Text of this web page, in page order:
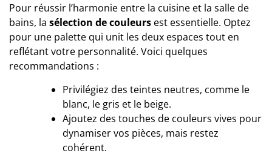
Pour réussir l’harmonie entre la cuisine et la salle de
bains, la sélection de couleurs est essentielle. Optez
pour une palette qui unit les deux espaces tout en
reflétant votre personnalité. Voici quelques
recommandations :
Privilégiez des teintes neutres, comme le
blanc, le gris et le beige.
Ajoutez des touches de couleurs vives pour
dynamiser vos pièces, mais restez
cohérent.